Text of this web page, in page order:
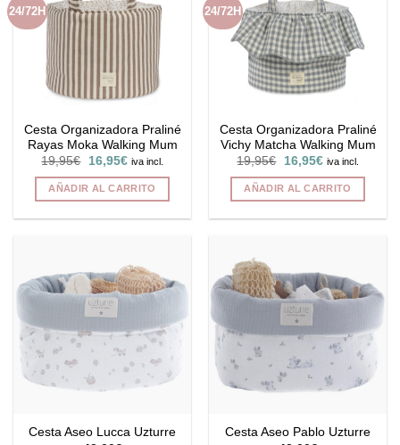
24/72H
Cesta Organizadora Praliné
Rayas Moka Walking Mum
19,95€
El
original
era:
16,95€El
actual
es:
iva incl.
AÑADIR AL CARRITO
24/72H
Cesta Organizadora Praliné
Vichy Matcha Walking Mum
19,95€
El
original
era:
16,95€El
actual
es:
iva incl.
AÑADIR AL CARRITO
Cesta Aseo Lucca Uzturre
Cesta Aseo Pablo Uzturre